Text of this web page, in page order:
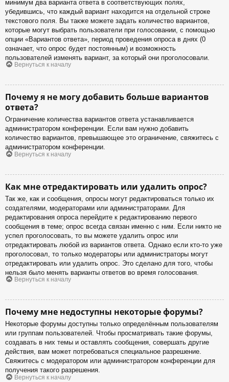
минимум два варианта ответа в соответствующих полях,
убедившись, что каждый вариант находится на отдельной строке
текстового поля. Вы также можете задать количество вариантов,
которые могут выбрать пользователи при голосовании, с помощью
опции «Вариантов ответа», период проведения опроса в днях (0
означает, что опрос будет постоянным) и возможность
пользователей изменять вариант, за который они проголосовали.
Вернуться к началу
Почему я не могу добавить больше вариантов
ответа?
Ограничение количества вариантов ответа устанавливается
администратором конференции. Если вам нужно добавить
количество вариантов, превышающее это ограничение, свяжитесь с
администратором конференции.
Вернуться к началу
Как мне отредактировать или удалить опрос?
Так же, как и сообщения, опросы могут редактироваться только их
создателями, модераторами или администраторами. Для
редактирования опроса перейдите к редактированию первого
сообщения в теме; опрос всегда связан именно с ним. Если никто не
успел проголосовать, то вы можете удалить опрос или
отредактировать любой из вариантов ответа. Однако если кто-то уже
проголосовал, то только модераторы или администраторы могут
отредактировать или удалить опрос. Это сделано для того, чтобы
нельзя было менять варианты ответов во время голосования.
Вернуться к началу
Почему мне недоступны некоторые форумы?
Некоторые форумы доступны только определённым пользователям
или группам пользователей. Чтобы просматривать такие форумы,
создавать в них темы и оставлять сообщения, совершать другие
действия, вам может потребоваться специальное разрешение.
Свяжитесь с модератором или администратором конференции для
получения такого разрешения.
Вернуться к началу